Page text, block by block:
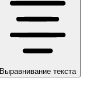
Выравнивание текста